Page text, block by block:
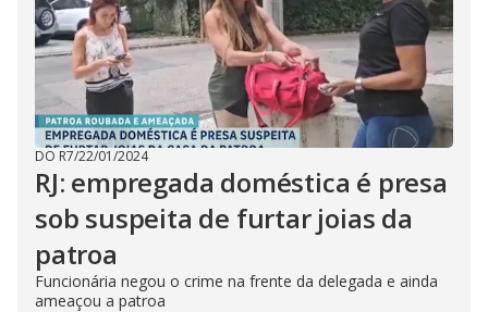
DO R7/22/01/2024
RJ: empregada doméstica é presa
sob suspeita de furtar joias da
patroa
Funcionária negou o crime na frente da delegada e ainda
ameaçou a patroa